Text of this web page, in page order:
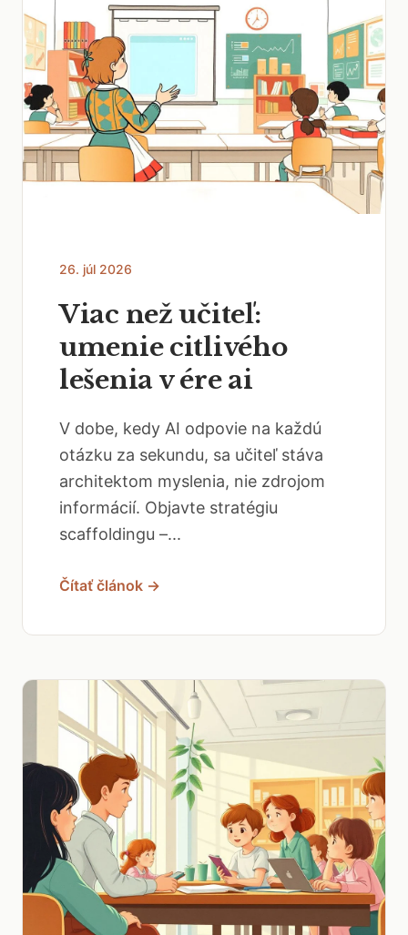
26. júl 2026
Viac než učiteľ:
umenie citlivého
lešenia v ére ai
V dobe, kedy AI odpovie na každú
otázku za sekundu, sa učiteľ stáva
architektom myslenia, nie zdrojom
informácií. Objavte stratégiu
scaffoldingu –...
Čítať článok →